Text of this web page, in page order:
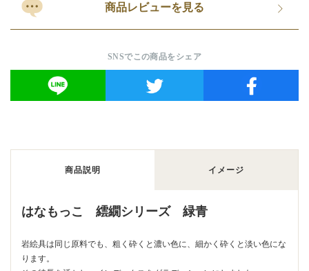
商品レビューを見る
SNSでこの商品をシェア
商品説明 イメージ
はなもっこ 繧繝シリーズ 緑青
岩絵具は同じ原料でも、粗く砕くと濃い色に、細かく砕くと淡い色にな
ります。